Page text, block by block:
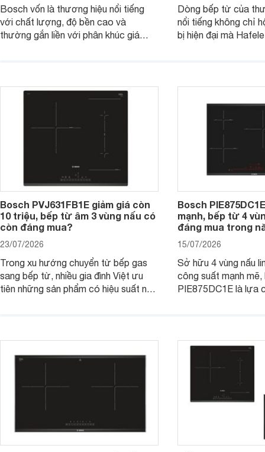
Bosch vốn là thương hiệu nổi tiếng
với chất lượng, độ bền cao và
thường gắn liền với phân khúc giá
đơn vị phân phối với mức giá khá dễ
tiếp cận, thu hút sự quan tâm của
Dòng bếp từ của
nổi tiếng không chỉ
bị hiện đại mà
gia đình.
Bosch PVJ631FB1E giảm giá còn
10 triệu, bếp từ âm 3 vùng nấu có
còn đáng mua?
23/07/2026
Trong xu hướng chuyển từ bếp gas
sang bếp từ, nhiều gia đình Việt ưu
tiên những sản phẩm có hiệu suất nấu
mẫu bếp đáp ứng tốt các tiêu chí này.
Bosch
mạnh, bếp từ 4
đáng mua trong
15/07/2026
Sở hữu 4 vùng nấu
công suất mạnh
PIE875DC1E là lựa